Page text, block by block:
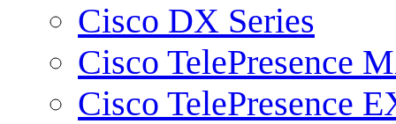
Cisco DX Series
Cisco TelePresence
Cisco TelePresence